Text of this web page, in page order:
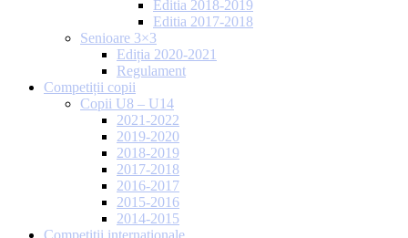
Editia 2018-2019
Editia 2017-2018
Senioare 3×3
Ediția 2020-2021
Regulament
Competiții copii
Copii U8 – U14
2021-2022
2019-2020
2018-2019
2017-2018
2016-2017
2015-2016
2014-2015
Competiții internaționale